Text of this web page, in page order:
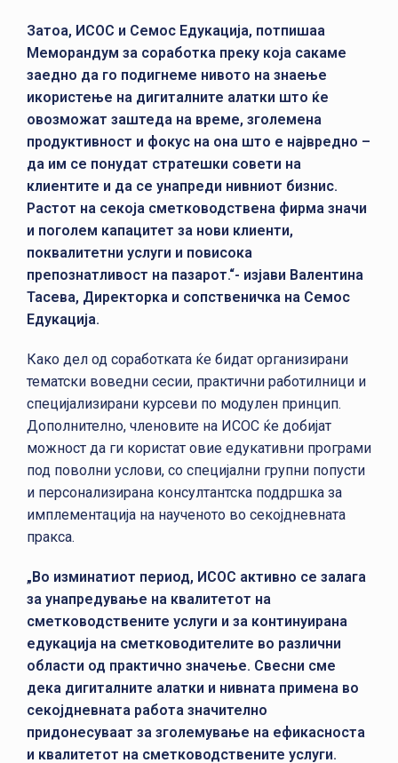
Затоа, ИСОС и Семос Едукација, потпишаа
Меморандум за соработка преку која сакаме
заедно да го подигнеме нивото на знаење
икористење на дигиталните алатки што ќе
овозможат заштеда на време, зголемена
продуктивност и фокус на она што е највредно –
да им се понудат стратешки совети на
клиентите и да се унапреди нивниот бизнис.
Растот на секоја сметководствена фирма значи
и поголем капацитет за нови клиенти,
поквалитетни услуги и повисока
препознатливост на пазарот.“- изјави Валентина
Тасева, Директорка и сопственичка на Семос
Едукација.
Како дел од соработката ќе бидат организирани
тематски воведни сесии, практични работилници и
специјализирани курсеви по модулен принцип.
Дополнително, членовите на ИСОС ќе добијат
можност да ги користат овие едукативни програми
под поволни услови, со специјални групни попусти
и персонализирана консултантска поддршка за
имплементација на наученото во секојдневната
пракса.
„Во изминатиот период, ИСОС активно се залага
за унапредување на квалитетот на
сметководствените услуги и за континуирана
едукација на сметководителите во различни
области од практично значење. Свесни сме
дека дигиталните алатки и нивната примена во
секојдневната работа значително
придонесуваат за зголемување на ефикасноста
и квалитетот на сметководствените услуги.